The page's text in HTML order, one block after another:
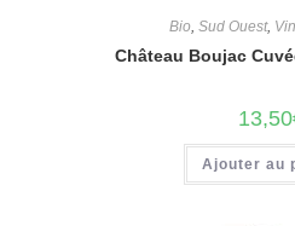
Bio, Sud Ouest, Vin
Château Boujac
13,50
Ajouter au